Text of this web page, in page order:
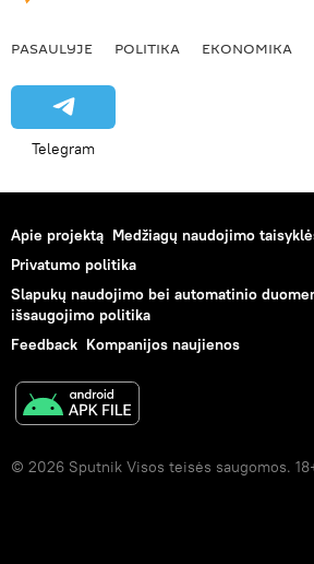
PASAULYJE POLITIKA EKONOMIKA
Telegram
Apie projektą Medžiagų naudojimo
Privatumo politika
Slapukų naudojimo bei automatinio
išsaugojimo politika
Feedback Kompanijos naujienos
© 2026 Sputnik Visos teisės saugomos.